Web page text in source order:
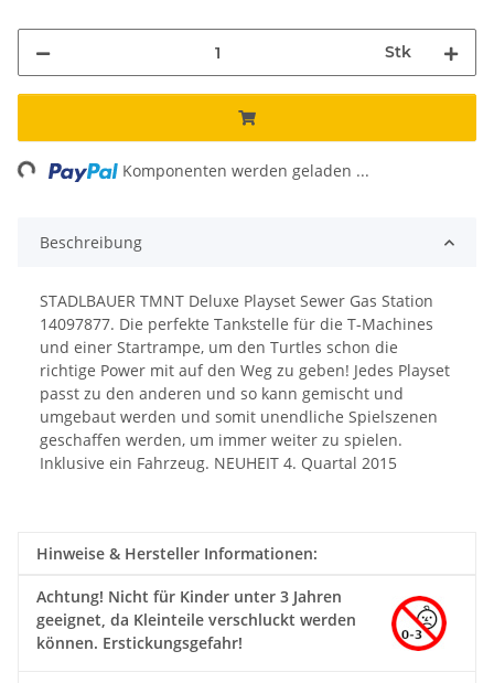
Stk
Komponenten werden geladen ...
Beschreibung
STADLBAUER TMNT Deluxe Playset Sewer Gas Station
14097877. Die perfekte Tankstelle für die T-Machines
und einer Startrampe, um den Turtles schon die
richtige Power mit auf den Weg zu geben! Jedes Playset
passt zu den anderen und so kann gemischt und
umgebaut werden und somit unendliche Spielszenen
geschaffen werden, um immer weiter zu spielen.
Inklusive ein Fahrzeug. NEUHEIT 4. Quartal 2015
Hinweise & Hersteller Informationen:
Achtung! Nicht für Kinder unter 3 Jahren
geeignet, da Kleinteile verschluckt werden
können. Erstickungsgefahr!